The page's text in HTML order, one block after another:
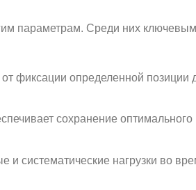
параметрам. Среди них
фиксации определенной позиции
сохранение оптимального
и систематические нагрузки во